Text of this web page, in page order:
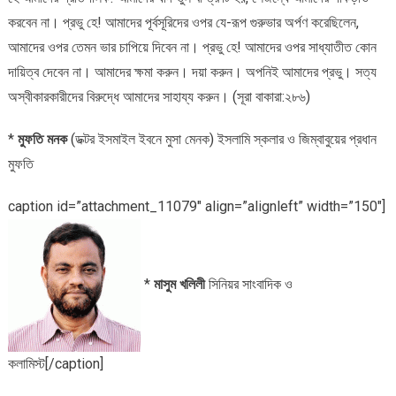
করবেন না। প্রভু হে! আমাদের পূর্বসূরিদের ওপর যে-রূপ গুরুভার অর্পণ করেছিলেন,
আমাদের ওপর তেমন ভার চাপিয়ে দিবেন না। প্রভু হে! আমাদের ওপর সাধ্যাতীত কোন
দায়িত্ব দেবেন না। আমাদের ক্ষমা করুন। দয়া করুন। অপনিই আমাদের প্রভু। সত্য
অস্বীকারকারীদের বিরুদ্ধে আমাদের সাহায্য করুন। (সূরা বাকারা:২৮৬)
* মুফতি মনক(ডক্টর ইসমাইল ইবনে মুসা মেনক) ইসলামি স্কলার ও জিম্বাবুয়ের প্রধান
মুফতি
caption id=”attachment_11079″ align=”alignleft” width=”150″]
* মাসুম খলিলীসিনিয়র সাংবাদিক ও
কলামিস্ট[/caption]